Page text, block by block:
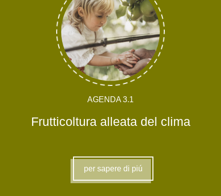
AGENDA 3.1
Frutticoltura alleata del clima
per sapere di piú